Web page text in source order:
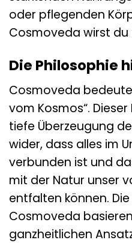
oder pflegenden
Cosmoveda wirst du
Die Philosophie
Cosmoveda
vom Kosmos“.
tiefe Überzeugung
wider, dass alles im
verbunden ist und
mit der Natur unser
entfalten können.
Cosmoveda
ganzheitlichen